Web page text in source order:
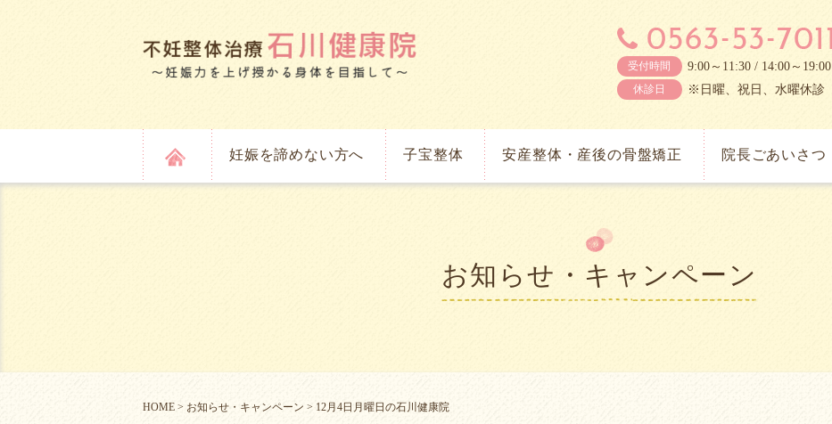
受付時間 9:00～11:30 / 14:00～19:00
休診日 ※日曜、祝日、水曜休診
妊娠を諦めない方へ 子宝整体 安産整体・産後の骨盤矯正 院長ごあいさつ
お知らせ・キャンペーン
HOME > お知らせ・キャンペーン > 12月4日月曜日の石川健康院